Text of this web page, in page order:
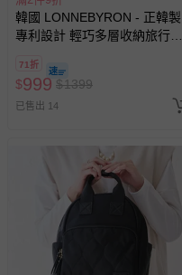
韓國 LONNEBYRON - 正韓製
專利設計 輕巧多層收納旅行防
(19.5x13.5x6.5cm)
71折
$999 $1399
已售出 14